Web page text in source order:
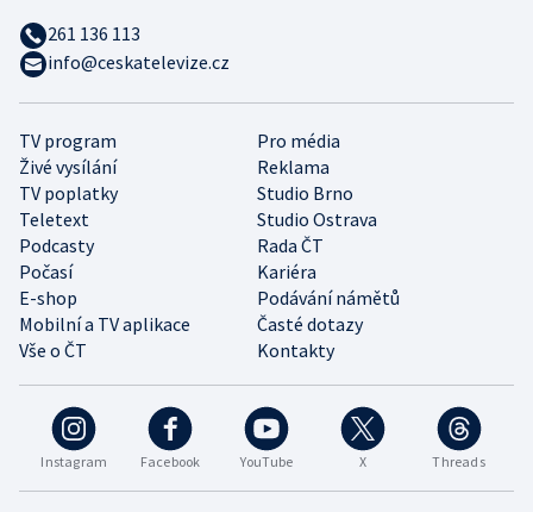
Instagram Facebook YouTube X Threads
TV program
Pro média
Živé vysílání
Reklama
TV poplatky
Studio Brno
Teletext
Studio Ostrava
Podcasty
Rada ČT
Počasí
Kariéra
E-shop
Podávání námětů
Mobilní a TV aplikace
Časté dotazy
Vše o ČT
Kontakty
261 136 113
info@ceskatelevize.cz